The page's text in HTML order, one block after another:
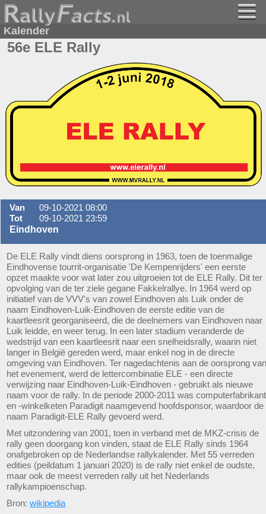
Kalender
56e ELE Rally
Van
09-10-2021 08:00
Tot
09-10-2021 23:59
Eindhoven
De ELE Rally vindt diens oorsprong in 1963, toen de toenmalige
Eindhovense tourrit-organisatie 'De Kempenrijders' een eerste
opzet maakte voor wat later zou uitgroeien tot de ELE Rally. Dit ter
opvolging van de ter ziele gegane Fakkelrallye. In 1964 werd op
initiatief van de VVV's van zowel Eindhoven als Luik onder de
naam Eindhoven-Luik-Eindhoven de eerste editie van de
kaartleesrit georganiseerd, die de deelnemers van Eindhoven naar
Luik leidde, en weer terug. In een later stadium veranderde de
wedstrijd van een kaartleesrit naar een snelheidsrally, waarin niet
langer in België gereden werd, maar enkel nog in de directe
omgeving van Eindhoven. Ter nagedachtenis aan de oorsprong van
het evenement, werd de lettercombinatie ELE - een directe
verwijzing naar Eindhoven-Luik-Eindhoven - gebruikt als nieuwe
naam voor de rally. In de periode 2000-2011 was computerfabrikant
en -winkelketen Paradigit naamgevend hoofdsponsor, waardoor de
naam Paradigit-ELE Rally gevoerd werd.
Met uitzondering van 2001, toen in verband met de MKZ-crisis de
rally geen doorgang kon vinden, staat de ELE Rally sinds 1964
onafgebroken op de Nederlandse rallykalender. Met 55 verreden
edities (peildatum 1 januari 2020) is de rally niet enkel de oudste,
maar ook de meest verreden rally uit het Nederlands
rallykampioenschap.
Bron: wikipedia